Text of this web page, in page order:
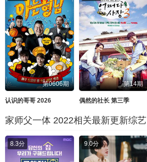
第0606期
认识的哥哥 2026
第14期
偶然的社长 第三季
家师父一体 2022相关最新更新综艺
8.3分 9.0分